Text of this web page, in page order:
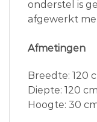
onderstel is
afgewerkt
Afmetingen
Breedte: 120
Diepte: 120 cm
Hoogte: 30